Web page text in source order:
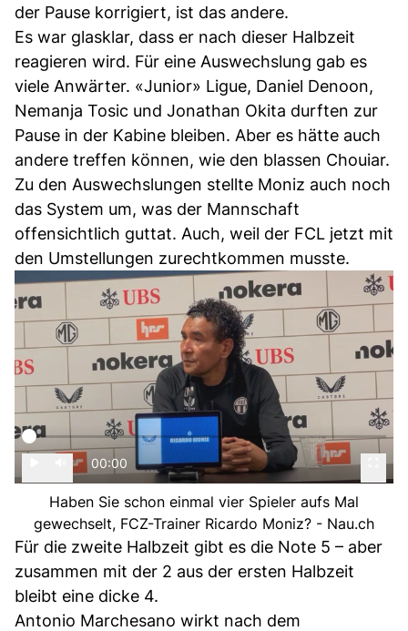
der Pause korrigiert, ist das andere.
Es war glasklar, dass er nach dieser Halbzeit
reagieren wird. Für eine Auswechslung gab es
viele Anwärter. «Junior» Ligue, Daniel Denoon,
Nemanja Tosic und Jonathan Okita durften zur
Pause in der Kabine bleiben. Aber es hätte auch
andere treffen können, wie den blassen Chouiar.
Zu den Auswechslungen stellte Moniz auch noch
das System um, was der Mannschaft
offensichtlich guttat. Auch, weil der FCL jetzt mit
den Umstellungen zurechtkommen musste.
00:00
Haben Sie schon einmal vier Spieler aufs Mal
gewechselt, FCZ-Trainer Ricardo Moniz? - Nau.ch
Für die zweite Halbzeit gibt es die Note 5 – aber
zusammen mit der 2 aus der ersten Halbzeit
bleibt eine dicke 4.
Antonio Marchesano wirkt nach dem